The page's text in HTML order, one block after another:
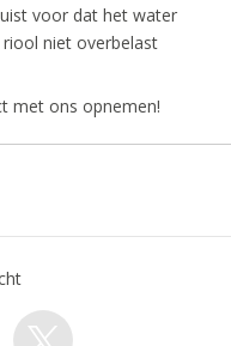
voor dat het water
niet overbelast
met ons opnemen!